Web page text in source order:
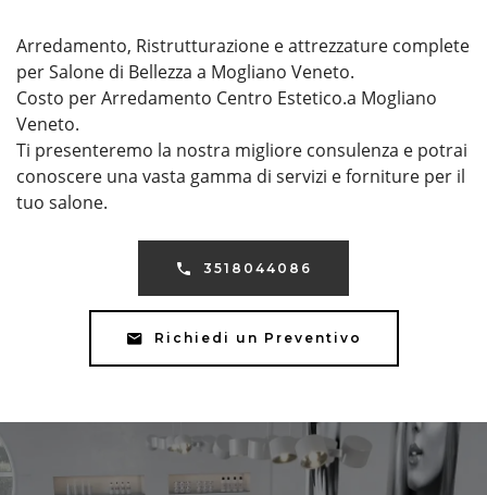
Arredamento, Ristrutturazione e attrezzature complete
per Salone di Bellezza a Mogliano Veneto.
Costo per Arredamento Centro Estetico.a Mogliano
Veneto.
Ti presenteremo la nostra migliore consulenza e potrai
conoscere una vasta gamma di servizi e forniture per il
tuo salone.
3518044086
Richiedi un Preventivo